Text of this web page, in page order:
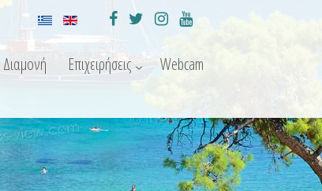
Διαμονή Επιχειρήσεις Webcam